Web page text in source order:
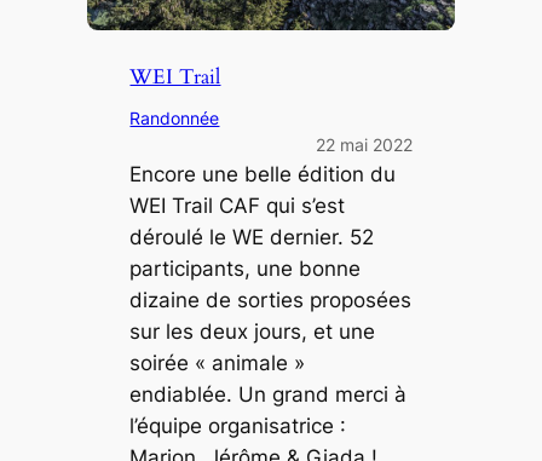
WEI Trail
Randonnée
22 mai 2022
Encore une belle édition du
WEI Trail CAF qui s’est
déroulé le WE dernier. 52
participants, une bonne
dizaine de sorties proposées
sur les deux jours, et une
soirée « animale »
endiablée. Un grand merci à
l’équipe organisatrice :